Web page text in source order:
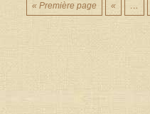
« Première page « …